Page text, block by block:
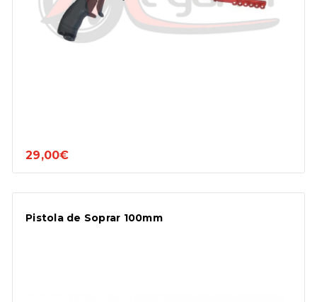
29,00€
Pistola de Soprar 100mm